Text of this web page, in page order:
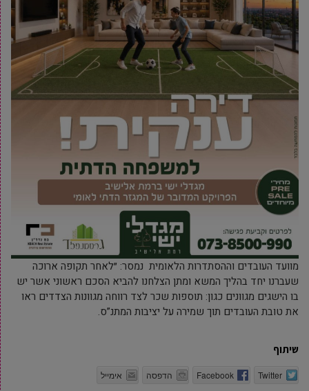
מוועד העובדים וההסתדרות הלאומית נמסר: ״לאחר תקופה ארוכה
שעברנו יחד בהליך המשא ומתן הצלחנו להביא הסכם ראשוני אשר יש
בו הישגים מגוונים כגון: תוספות שכר לצד רווחה מגוונות הצדדים ראו
את טובת העובדים תוך שמירה על יציבות המתנ”ס.
שיתוף
Twitter
Facebook הדפסה אימייל